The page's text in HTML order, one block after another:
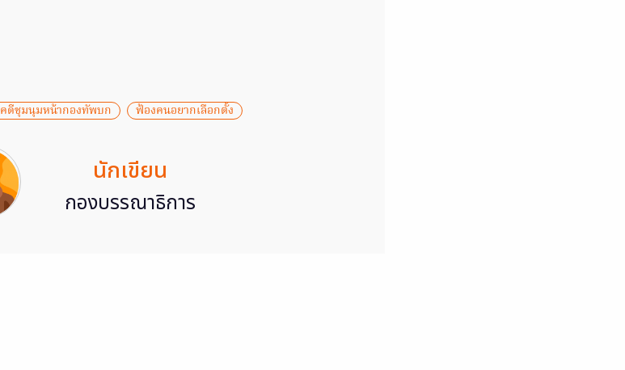
คดีชุมนุมหน้ากองทัพบก ฟ้องคนอยากเลือกตั้ง
นักเขียน
กองบรรณาธิการ